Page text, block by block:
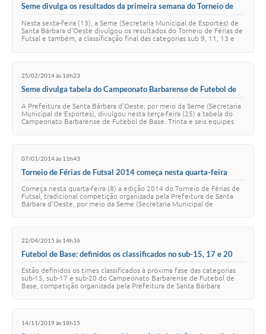
Links
Agenda
Plano de Contratações Anuais
Seme divulga os resultados da primeira semana do Torneio de
Nesta sexta-feira (13), a Seme (Secretaria Municipal de Esportes) de
Santa Bárbara d'Oeste divulgou os resultados do Torneio de Férias de
Futsal e também, a classificação final das categorias sub 9, 11, 13 e
25/02/2014 às 16h23
Seme divulga tabela do Campeonato Barbarense de Futebol de
A Prefeitura de Santa Bárbara d’Oeste, por meio da Seme (Secretaria
Municipal de Esportes), divulgou nesta terça-feira (25) a tabela do
Campeonato Barbarense de Futebol de Base. Trinta e seis equipes
07/01/2014 às 11h43
Torneio de Férias de Futsal 2014 começa nesta quarta-feira
Começa nesta quarta-feira (8) a edição 2014 do Torneio de Férias de
Futsal, tradicional competição organizada pela Prefeitura de Santa
Bárbara d’Oeste, por meio da Seme (Secretaria Municipal de
22/04/2015 às 14h36
Futebol de Base: definidos os classificados no sub-15, 17 e 20
Estão definidos os times classificados à próxima fase das categorias
sub-15, sub-17 e sub-20 do Campeonato Barbarense de Futebol de
Base, competição organizada pela Prefeitura de Santa Bárbara
14/11/2019 às 18h15